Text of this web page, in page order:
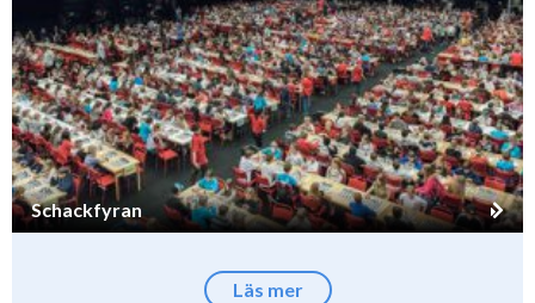
Schackfyran
Läs mer